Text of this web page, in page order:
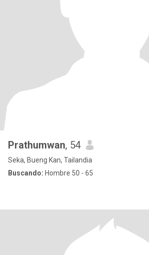
Prathumwan, 54
Seka, Bueng Kan, Tailandia
Buscando: Hombre 50 - 65